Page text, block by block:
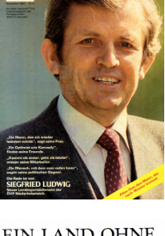
Konzerne
Epoche
ÖVP -
Österreichische
Volkspartei
ÖVP -
Österreichische
Volkspartei
1980
Bild-ID: 68076